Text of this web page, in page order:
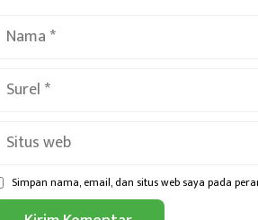
web
Simpan nama, email, dan situs web saya pada